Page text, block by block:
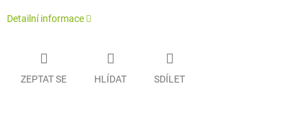
Detailní informace
ZEPTAT SE HLÍDAT SDÍLET